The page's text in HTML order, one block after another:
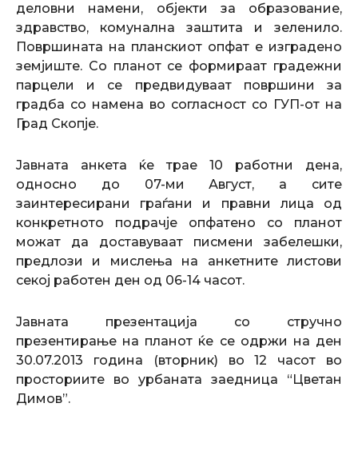
деловни намени, објекти за образование,
здравство, комунална заштита и зеленило.
Површината на планскиот опфат е изградено
земјиште. Со планот се формираат градежни
парцели и се предвидуваат површини за
градба со намена во согласност со ГУП-от на
Град Скопје.
Јавната анкета ќе трае 10 работни дена,
односно до 07-ми Август, а сите
заинтересирани граѓани и правни лица од
конкретното подрачје опфатено со планот
можат да доставуваат писмени забелешки,
предлози и мислења на анкетните листови
секој работен ден од 06-14 часот.
Јавната презентација со стручно
презентирање на планот ќе се одржи на ден
30.07.2013 година (вторник) во 12 часот во
просториите во урбаната заедница “Цветан
Димов”.